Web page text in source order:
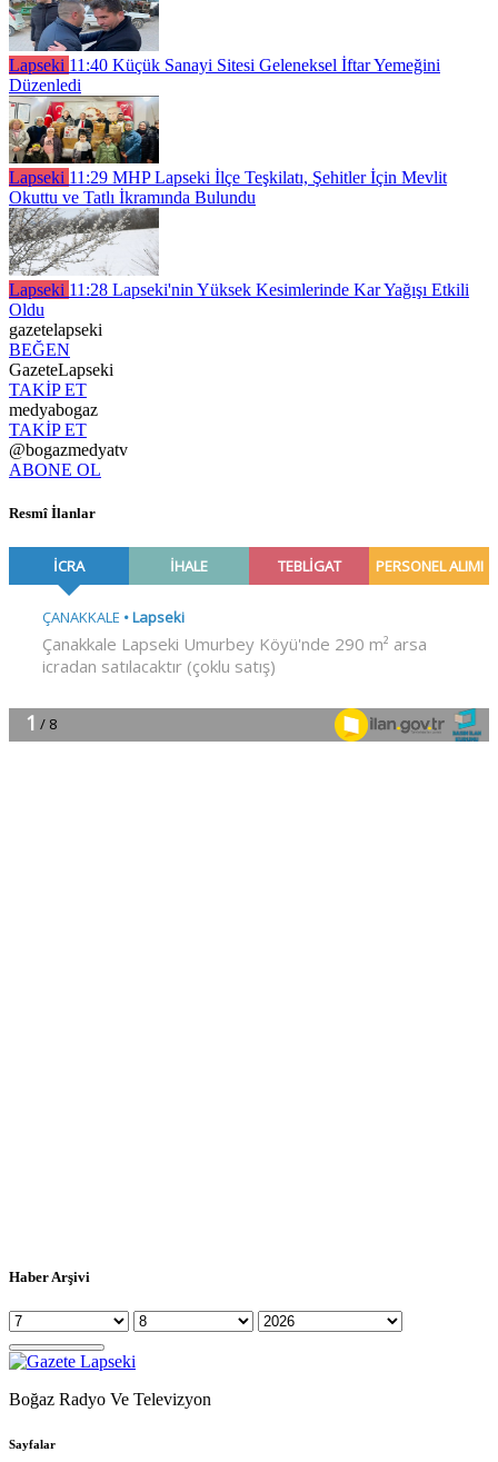
Lapseki 11:40 Küçük Sanayi Sitesi Geleneksel İftar Yemeğini
Düzenledi
Lapseki 11:29 MHP Lapseki İlçe Teşkilatı, Şehitler İçin Mevlit
Okuttu ve Tatlı İkramında Bulundu
Lapseki 11:28 Lapseki'nin Yüksek Kesimlerinde Kar Yağışı Etkili
Oldu
gazetelapseki
BEĞEN
GazeteLapseki
TAKİP ET
medyabogaz
TAKİP ET
@bogazmedyatv
ABONE OL
Resmî İlanlar
Haber Arşivi
Boğaz Radyo Ve Televizyon
Sayfalar